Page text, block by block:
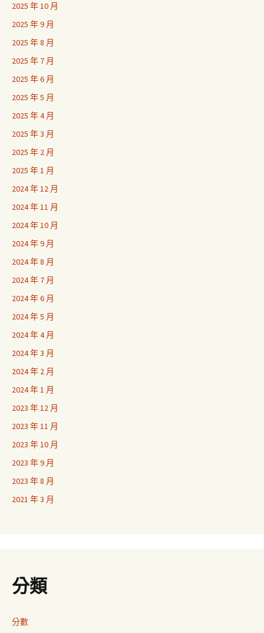
2025 年 10 月
2025 年 9 月
2025 年 8 月
2025 年 7 月
2025 年 6 月
2025 年 5 月
2025 年 4 月
2025 年 3 月
2025 年 2 月
2025 年 1 月
2024 年 12 月
2024 年 11 月
2024 年 10 月
2024 年 9 月
2024 年 8 月
2024 年 7 月
2024 年 6 月
2024 年 5 月
2024 年 4 月
2024 年 3 月
2024 年 2 月
2024 年 1 月
2023 年 12 月
2023 年 11 月
2023 年 10 月
2023 年 9 月
2023 年 8 月
2021 年 3 月
分類
分數